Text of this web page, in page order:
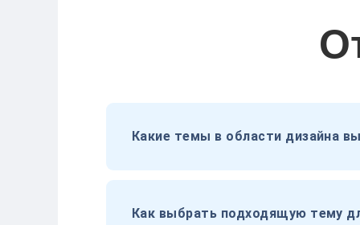
Какие темы в области дизайна
Как выбрать подходящую тему